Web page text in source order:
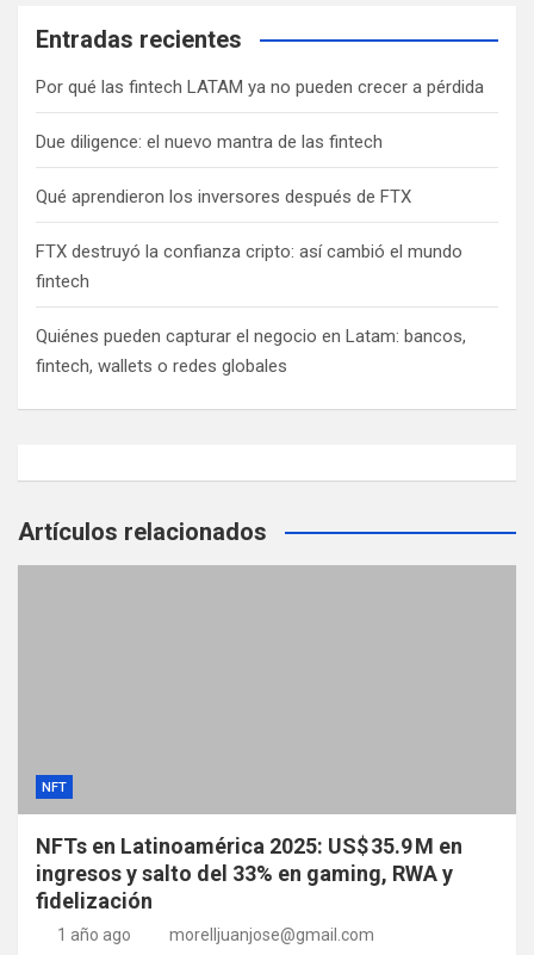
Entradas recientes
Por qué las fintech LATAM ya no pueden crecer a pérdida
Due diligence: el nuevo mantra de las fintech
Qué aprendieron los inversores después de FTX
FTX destruyó la confianza cripto: así cambió el mundo
fintech
Quiénes pueden capturar el negocio en Latam: bancos,
fintech, wallets o redes globales
Artículos relacionados
NFT
NFTs en Latinoamérica 2025: US$ 35.9 M en
ingresos y salto del 33% en gaming, RWA y
fidelización
1 año ago morelljuanjose@gmail.com